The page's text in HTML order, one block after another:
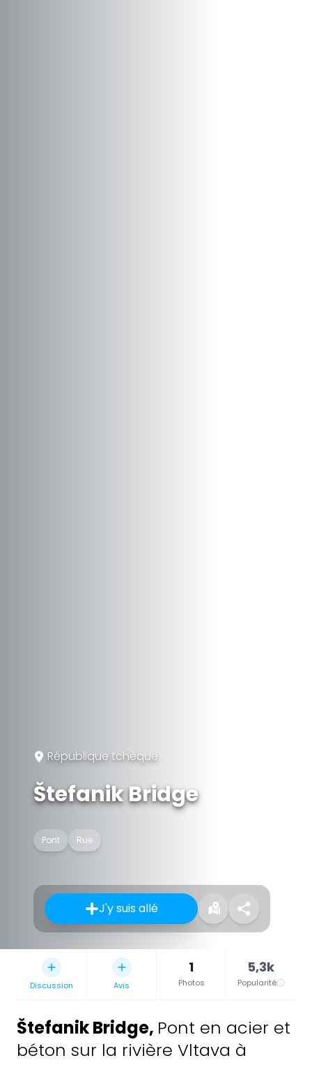
République tchèque
Štefanik Bridge
Pont Rue
J'y suis allé
Discussion Avis
1
Photos
5,3k
Popularité
Štefanik Bridge, Pont en acier et
béton sur la rivière Vltava à